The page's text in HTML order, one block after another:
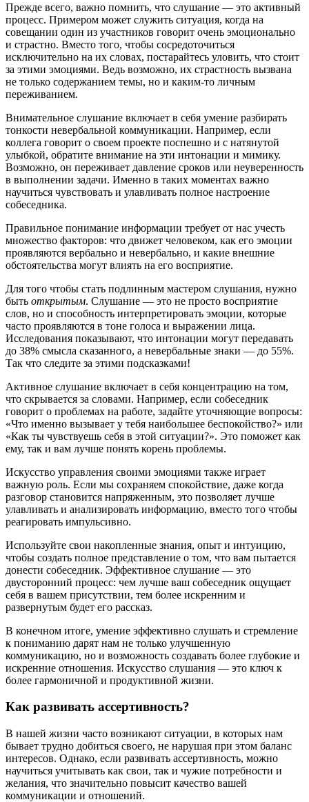
Прежде всего, важно помнить, что слушание — это активный
процесс. Примером может служить ситуация, когда на
совещании один из участников говорит очень эмоционально
и страстно. Вместо того, чтобы сосредоточиться
исключительно на их словах, постарайтесь уловить, что стоит
за этими эмоциями. Ведь возможно, их страстность вызвана
не только содержанием темы, но и каким-то личным
переживанием.
Внимательное слушание включает в себя умение разбирать
тонкости невербальной коммуникации. Например, если
коллега говорит о своем проекте поспешно и с натянутой
улыбкой, обратите внимание на эти интонации и мимику.
Возможно, он переживает давление сроков или неуверенность
в выполнении задачи. Именно в таких моментах важно
научиться чувствовать и улавливать полное настроение
собеседника.
Правильное понимание информации требует от нас учесть
множество факторов: что движет человеком, как его эмоции
проявляются вербально и невербально, и какие внешние
обстоятельства могут влиять на его восприятие.
Для того чтобы стать подлинным мастером слушания, нужно
быть открытым. Слушание — это не просто восприятие
слов, но и способность интерпретировать эмоции, которые
часто проявляются в тоне голоса и выражении лица.
Исследования показывают, что интонации могут передавать
до 38% смысла сказанного, а невербальные знаки — до 55%.
Так что следите за этими подсказками!
Активное слушание включает в себя концентрацию на том,
что скрывается за словами. Например, если собеседник
говорит о проблемах на работе, задайте уточняющие вопросы:
«Что именно вызывает у тебя наибольшее беспокойство?» или
«Как ты чувствуешь себя в этой ситуации?». Это поможет как
ему, так и вам лучше понять корень проблемы.
Искусство управления своими эмоциями также играет
важную роль. Если мы сохраняем спокойствие, даже когда
разговор становится напряженным, это позволяет лучше
улавливать и анализировать информацию, вместо того чтобы
реагировать импульсивно.
Используйте свои накопленные знания, опыт и интуицию,
чтобы создать полное представление о том, что вам пытается
донести собеседник. Эффективное слушание — это
двусторонний процесс: чем лучше ваш собеседник ощущает
себя в вашем присутствии, тем более искренним и
развернутым будет его рассказ.
В конечном итоге, умение эффективно слушать и стремление
к пониманию дарят нам не только улучшенную
коммуникацию, но и возможность создавать более глубокие и
искренние отношения. Искусство слушания — это ключ к
более гармоничной и продуктивной жизни.
Как развивать ассертивность?
В нашей жизни часто возникают ситуации, в которых нам
бывает трудно добиться своего, не нарушая при этом баланс
интересов. Однако, если развивать ассертивность, можно
научиться учитывать как свои, так и чужие потребности и
желания, что значительно повысит качество вашей
коммуникации и отношений.